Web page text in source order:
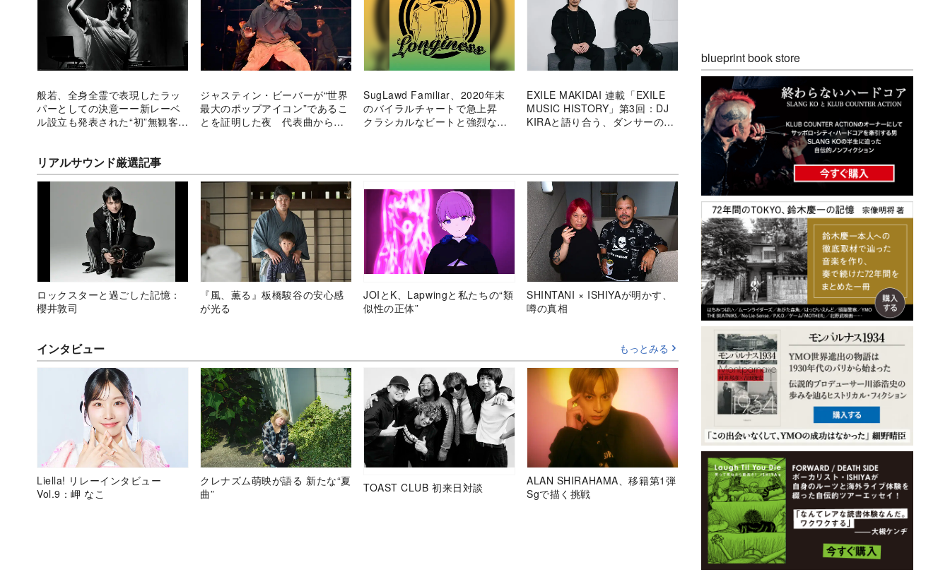
般若、全身全霊で表現したラッ
パーとしての決意ーー新レーベ
ル設立も発表された“初”無観客ラ
ジャスティン・ビーバーが“世界
最大のポップアイコン”であるこ
とを証明した夜 代表曲から新
SugLawd Familiar、2020年末
のバイラルチャートで急上昇
クラシカルなビートと強烈なフ
EXILE MAKIDAI 連載「EXILE
MUSIC HISTORY」第3回：DJ
KIRAと語り合う、ダンサーのた
リアルサウンド厳選記事
ロックスターと過ごした記憶：
櫻井敦司
『風、薫る』板橋駿谷の安心感
が光る
JOIとK、Lapwingと私たちの“類
似性の正体”
SHINTANI × ISHIYAが明かす、
噂の真相
インタビュー もっとみる
Liella! リレーインタビュー
Vol.9：岬 なこ
クレナズム萌映が語る 新たな“夏
曲”
TOAST CLUB 初来日対談
ALAN SHIRAHAMA、移籍第1弾
Sgで描く挑戦
blueprint book store